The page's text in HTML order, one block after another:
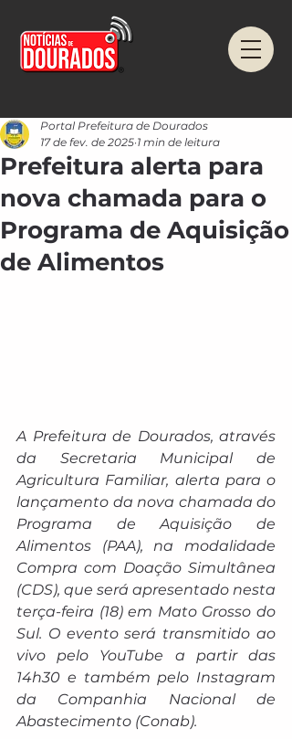
Prefeitura alerta para
nova chamada para o
Programa de Aquisição
de Alimentos
Portal Prefeitura de Dourados
17 de fev. de 2025 1 min de leitura
A Prefeitura de Dourados, através
da Secretaria Municipal de
Agricultura Familiar, alerta para o
lançamento da nova chamada do
Programa de Aquisição de
Alimentos (PAA), na modalidade
Compra com Doação Simultânea
(CDS), que será apresentado nesta
terça-feira (18) em Mato Grosso do
Sul. O evento será transmitido ao
vivo pelo YouTube a partir das
14h30 e também pelo Instagram
da Companhia Nacional de
Abastecimento (Conab).